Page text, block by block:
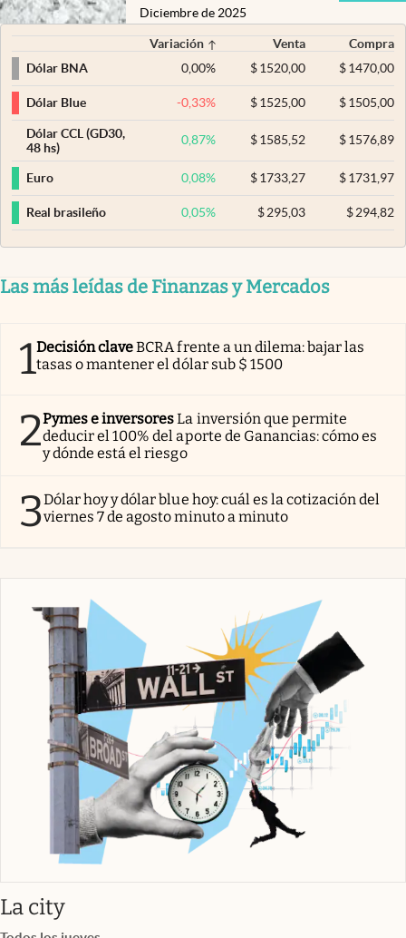
Diciembre de 2025
Variación Venta
Compra
Dólar BNA
0,00% $ 1520,00 $1470,00
Dólar Blue -0,33% $ 1525,00 $1505,00
Dólar CCL (GD30,
48 hs)
0,87% $ 1585,52 $1576,89
Euro 0,08% $ 1733,27 $1731,97
Real brasileño 0,05% $ 295,03 $294,82
Las más leídas de Finanzas y Mercados
1Decisión claveBCRA frente a un dilema: bajar las
tasas o mantener el dólar sub $ 1500
2Pymes e inversoresLa inversión que permite
deducir el 100% del aporte de Ganancias: cómo es
y dónde está el riesgo
3Dólar hoy y dólar blue hoy: cuál es la cotización del
viernes 7 de agosto minuto a minuto
La cityabre en nueva pestaña